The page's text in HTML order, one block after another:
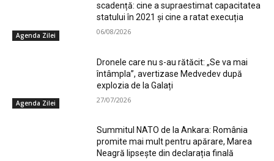
Agenda Zilei
scadență: cine a supraestimat capacitatea
statului în 2021 și cine a ratat execuția
06/08/2026
Agenda Zilei
Dronele care nu s-au rătăcit: „Se va mai
întâmpla”, avertizase Medvedev după
explozia de la Galați
27/07/2026
Summitul NATO de la Ankara: România
promite mai mult pentru apărare, Marea
Neagră lipsește din declarația finală